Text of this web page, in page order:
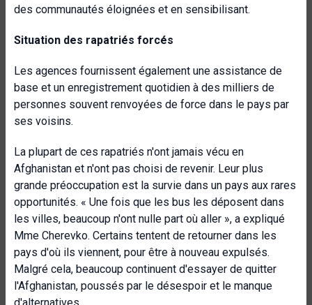
des communautés éloignées et en sensibilisant.
Situation des rapatriés forcés
Les agences fournissent également une assistance de
base et un enregistrement quotidien à des milliers de
personnes souvent renvoyées de force dans le pays par
ses voisins.
La plupart de ces rapatriés n'ont jamais vécu en
Afghanistan et n'ont pas choisi de revenir. Leur plus
grande préoccupation est la survie dans un pays aux rares
opportunités. « Une fois que les bus les déposent dans
les villes, beaucoup n'ont nulle part où aller », a expliqué
Mme Cherevko. Certains tentent de retourner dans les
pays d'où ils viennent, pour être à nouveau expulsés.
Malgré cela, beaucoup continuent d'essayer de quitter
l'Afghanistan, poussés par le désespoir et le manque